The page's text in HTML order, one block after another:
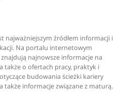
najważniejszym źródłem informacji i
Na portalu internetowym
najnowsze informacje na
także o ofertach pracy, praktyk i
budowania ścieżki kariery
informacje związane z maturą.